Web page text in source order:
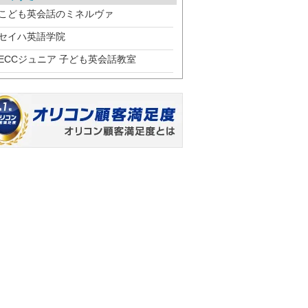
ども英会話のミネルヴァ
イハ英語学院
ジュニア 子ども英会話教室